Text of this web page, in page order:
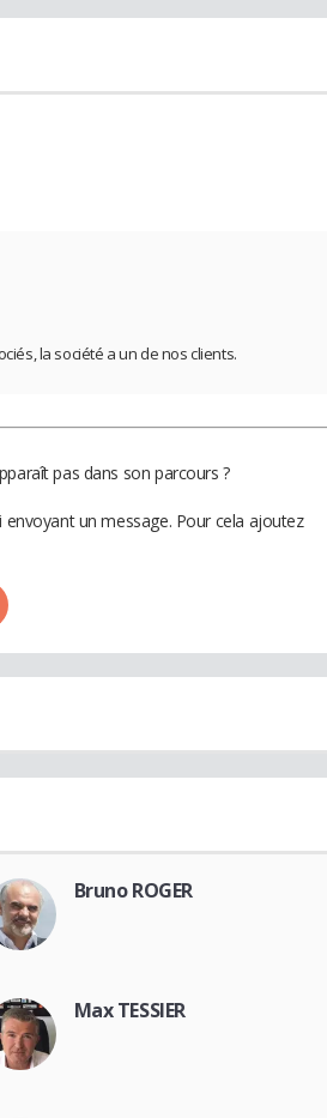
la société a un de nos clients.
pas dans son parcours ?
un message. Pour cela ajoutez
Bruno ROGER
Max TESSIER